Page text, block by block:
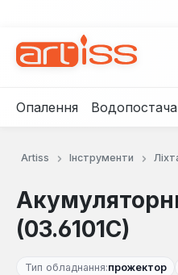
Опалення
Artiss Інструменти
(03.6101C)
Тип обладнання:прожектор